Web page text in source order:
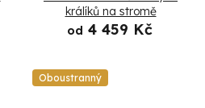
králíků na stromě
od 4 459 Kč
Oboustranný